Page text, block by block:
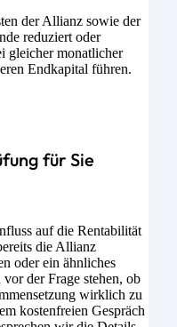
der Allianz sowie der
reduziert oder
gleicher monatlicher
Endkapital führen.
für Sie
auf die Rentabilität
die Allianz
oder ein ähnliches
der Frage stehen, ob
wirklich zu
kostenfreien Gespräch